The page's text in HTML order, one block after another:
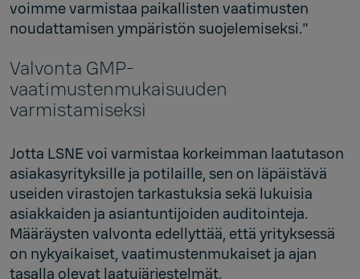
voimme varmistaa paikallisten vaatimusten
noudattamisen ympäristön suojelemiseksi."
Valvonta GMP-
vaatimustenmukaisuuden
varmistamiseksi
Jotta LSNE voi varmistaa korkeimman laatutason
asiakasyrityksille ja potilaille, sen on läpäistävä
useiden virastojen tarkastuksia sekä lukuisia
asiakkaiden ja asiantuntijoiden auditointeja.
Määräysten valvonta edellyttää, että yrityksessä
on nykyaikaiset, vaatimustenmukaiset ja ajan
tasalla olevat laatujärjestelmät.